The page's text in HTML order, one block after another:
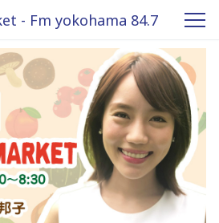
- Fm yokohama 84.7